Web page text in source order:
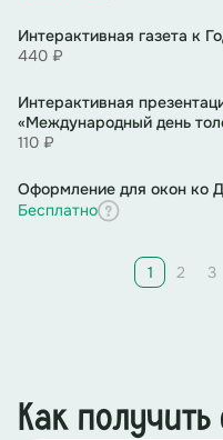
Интерактивная газета к
440 ₽
Интерактивная
«Международный день
110 ₽
Оформление для окон ко
Бесплатно
1 2 3
Как